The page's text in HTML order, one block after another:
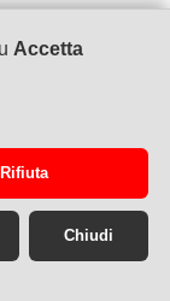
Accetta
Rifiuta
Chiudi
contenuti video
integrare tali
di mappe
di integrare tali